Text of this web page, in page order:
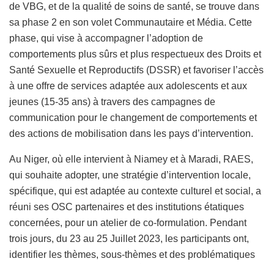
de VBG, et de la qualité de soins de santé, se trouve dans
sa phase 2 en son volet Communautaire et Média. Cette
phase, qui vise à accompagner l’adoption de
comportements plus sûrs et plus respectueux des Droits et
Santé Sexuelle et Reproductifs (DSSR) et favoriser l’accès
à une offre de services adaptée aux adolescents et aux
jeunes (15-35 ans) à travers des campagnes de
communication pour le changement de comportements et
des actions de mobilisation dans les pays d’intervention.
Au Niger, où elle intervient à Niamey et à Maradi, RAES,
qui souhaite adopter, une stratégie d’intervention locale,
spécifique, qui est adaptée au contexte culturel et social, a
réuni ses OSC partenaires et des institutions étatiques
concernées, pour un atelier de co-formulation. Pendant
trois jours, du 23 au 25 Juillet 2023, les participants ont,
identifier les thèmes, sous-thèmes et des problématiques